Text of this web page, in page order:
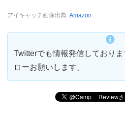
アイキャッチ画像出典: Amazon
Twitterでも情報発信しており
ローお願いします。